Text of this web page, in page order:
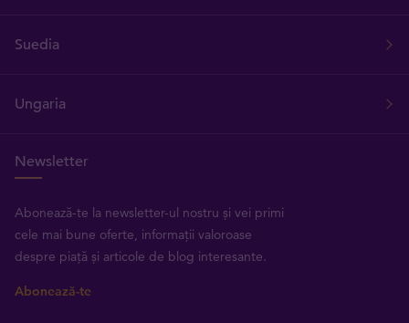
Suedia
Ungaria
Newsletter
Abonează-te la newsletter-ul nostru și vei primi
cele mai bune oferte, informații valoroase
despre piață și articole de blog interesante.
Abonează-te